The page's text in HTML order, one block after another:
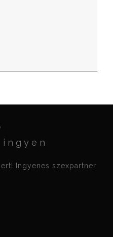
Ingyenes szexpartner